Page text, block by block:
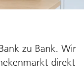
zu Bank. Wir
direkt